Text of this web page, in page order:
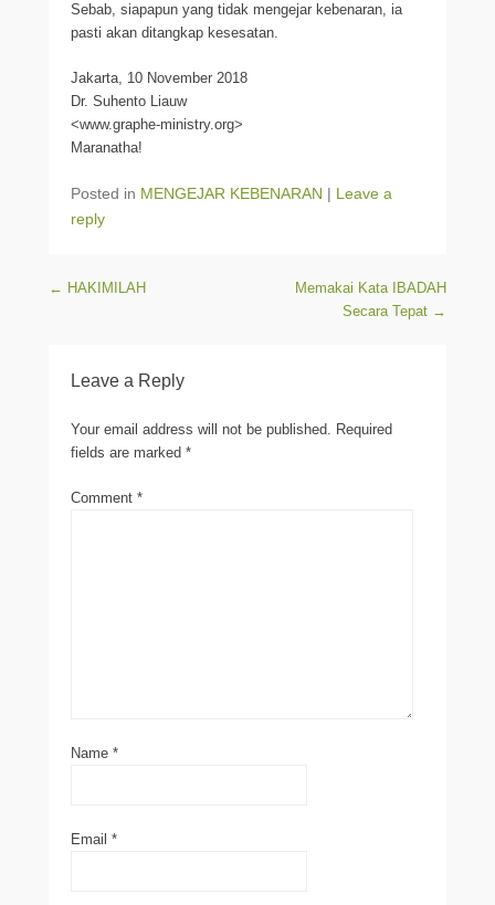
Sebab, siapapun yang tidak mengejar kebenaran, ia
pasti akan ditangkap kesesatan.
Jakarta, 10 November 2018
Dr. Suhento Liauw
<www.graphe-ministry.org>
Maranatha!
Posted in MENGEJAR KEBENARAN | Leave a
reply
Post navigation
← HAKIMILAH
Memakai Kata IBADAH
Secara Tepat →
Leave a Reply
Your email address will not be published. Required
fields are marked *
Comment *
Name *
Email *